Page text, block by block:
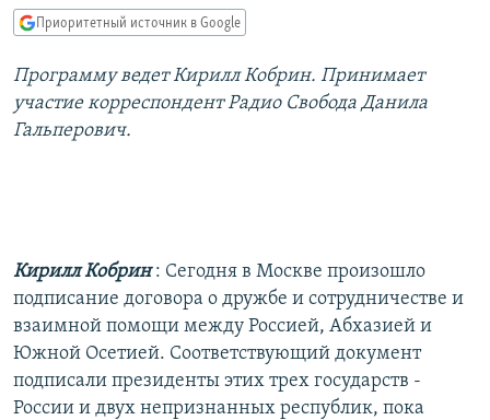
главной
навигации
Вернутся
поиску
IDEL.РЕАЛИИ
КАВКАЗ.РЕАЛИИ
СЕВЕР.РЕАЛИИ
СОЦИАЛЬНЫЕ СЕТИ
Приоритетный источник в Google
Программу ведет Кирилл Кобрин. Принимает
участие корреспондент Радио Свобода Данила
Гальперович.
Кирилл Кобрин: Сегодня в Москве произошло
подписание договора о дружбе и сотрудничестве и
взаимной помощи между Россией, Абхазией и
Южной Осетией. Соответствующий документ
подписали президенты этих трех государств -
России и двух непризнанных республик, пока